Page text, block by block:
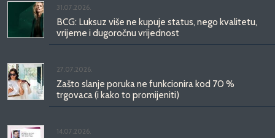
31.07.2026.
BCG: Luksuz više ne kupuje status, nego kvalitetu,
vrijeme i dugoročnu vrijednost
27.07.2026.
Zašto slanje poruka ne funkcionira kod 70 %
trgovaca (i kako to promijeniti)
14.07.2026.